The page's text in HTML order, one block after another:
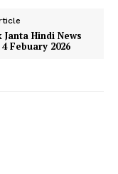
Janta Hindi News
Febuary 2026